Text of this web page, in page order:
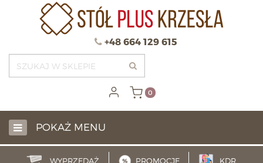
0
+48 664 129 615
POKAŻ MENU
WYPRZEDAŻ PROMOCJE KDR